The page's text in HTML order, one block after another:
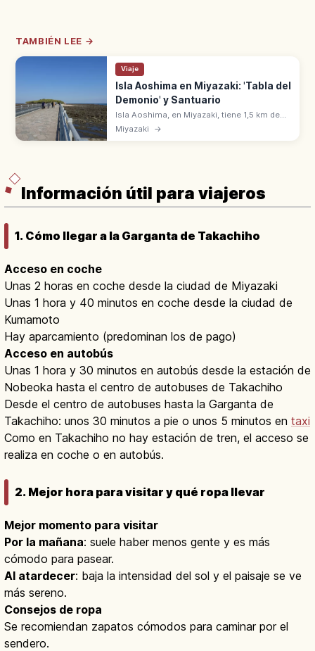
TAMBIÉN LEE →
Viaje
Isla Aoshima en Miyazaki: 'Tabla del
Demonio' y Santuario
Isla Aoshima, en Miyazaki, tiene 1,5 km de
perímetro y rocas onduladas 'Oni no
Sentakuita' (Tabla del Demonio). Santuario
Miyazaki →
Información útil para viajeros
1. Cómo llegar a la Garganta de Takachiho
Acceso en coche
Unas 2 horas en coche desde la ciudad de Miyazaki
Unas 1 hora y 40 minutos en coche desde la ciudad de
Kumamoto
Hay aparcamiento (predominan los de pago)
Acceso en autobús
Unas 1 hora y 30 minutos en autobús desde la estación de
Nobeoka hasta el centro de autobuses de Takachiho
Desde el centro de autobuses hasta la Garganta de
Takachiho: unos 30 minutos a pie o unos 5 minutos en taxi
Como en Takachiho no hay estación de tren, el acceso se
realiza en coche o en autobús.
2. Mejor hora para visitar y qué ropa llevar
Mejor momento para visitar
Por la mañana: suele haber menos gente y es más
cómodo para pasear.
Al atardecer: baja la intensidad del sol y el paisaje se ve
más sereno.
Consejos de ropa
Se recomiendan zapatos cómodos para caminar por el
sendero.